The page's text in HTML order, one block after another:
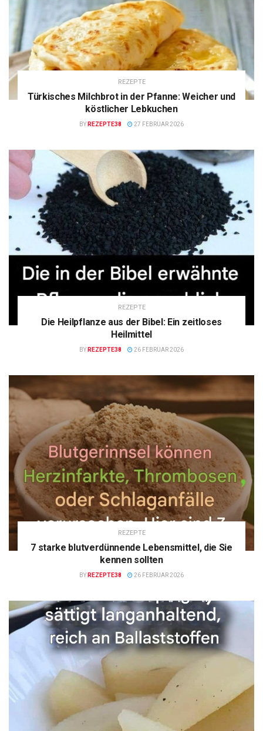
REZEPTE
Türkisches Milchbrot in der Pfanne: Weicher und
köstlicher Lebkuchen
BY REZEPTE38 27 FEBRUAR 2026
REZEPTE
Die Heilpflanze aus der Bibel: Ein zeitloses
Heilmittel
BY REZEPTE38 26 FEBRUAR 2026
REZEPTE
7 starke blutverdünnende Lebensmittel, die Sie
kennen sollten
BY REZEPTE38 26 FEBRUAR 2026